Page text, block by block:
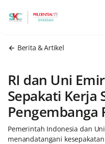
Berita & Artikel
RI dan Uni
Sepakati Kerja
Pengembanga
Pemerintah Indonesia dan
menandatangani